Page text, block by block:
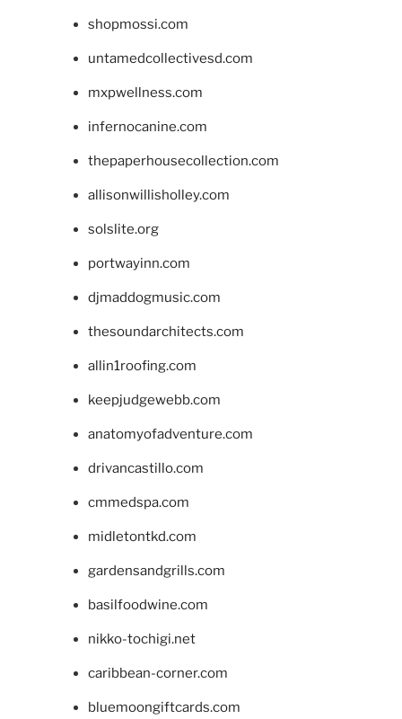
shopmossi.com
untamedcollectivesd.com
mxpwellness.com
infernocanine.com
thepaperhousecollection.com
allisonwillisholley.com
solslite.org
portwayinn.com
djmaddogmusic.com
thesoundarchitects.com
allin1roofing.com
keepjudgewebb.com
anatomyofadventure.com
drivancastillo.com
cmmedspa.com
midletontkd.com
gardensandgrills.com
basilfoodwine.com
nikko-tochigi.net
caribbean-corner.com
bluemoongiftcards.com